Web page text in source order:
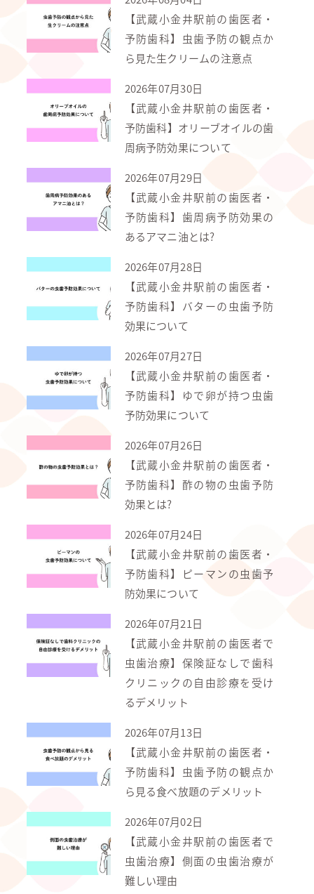
【武蔵小金井駅前の歯医者・
予防歯科】虫歯予防の観点か
ら見た生クリームの注意点
2026年07月30日
【武蔵小金井駅前の歯医者・
予防歯科】オリーブオイルの歯
周病予防効果について
2026年07月29日
【武蔵小金井駅前の歯医者・
予防歯科】歯周病予防効果の
あるアマニ油とは?
2026年07月28日
【武蔵小金井駅前の歯医者・
予防歯科】バターの虫歯予防
効果について
2026年07月27日
【武蔵小金井駅前の歯医者・
予防歯科】ゆで卵が持つ虫歯
予防効果について
2026年07月26日
【武蔵小金井駅前の歯医者・
予防歯科】酢の物の虫歯予防
効果とは?
2026年07月24日
【武蔵小金井駅前の歯医者・
予防歯科】ピーマンの虫歯予
防効果について
2026年07月21日
【武蔵小金井駅前の歯医者で
虫歯治療】保険証なしで歯科
クリニックの自由診療を受け
るデメリット
2026年07月13日
【武蔵小金井駅前の歯医者・
予防歯科】虫歯予防の観点か
ら見る食べ放題のデメリット
2026年07月02日
【武蔵小金井駅前の歯医者で
虫歯治療】側面の虫歯治療が
難しい理由